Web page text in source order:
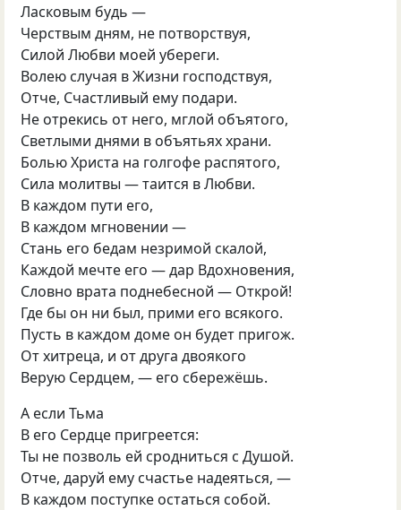
Ласковым будь —
Черствым дням, не потворствуя,
Силой Любви моей убереги.
Волею случая в Жизни господствуя,
Отче, Счастливый ему подари.
Не отрекись от него, мглой объятого,
Светлыми днями в объятьях храни.
Болью Христа на голгофе распятого,
Сила молитвы — таится в Любви.
В каждом пути его,
В каждом мгновении —
Стань его бедам незримой скалой,
Каждой мечте его — дар Вдохновения,
Словно врата поднебесной — Открой!
Где бы он ни был, прими его всякого.
Пусть в каждом доме он будет пригож.
От хитреца, и от друга двоякого
Верую Сердцем, — его сбережёшь.
А если Тьма
В его Сердце пригреется:
Ты не позволь ей сродниться с Душой.
Отче, даруй ему счастье надеяться, —
В каждом поступке остаться собой.